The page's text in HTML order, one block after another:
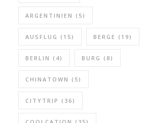
ARGENTINIEN (5)
AUSFLUG (15) BERGE (19)
BERLIN (4) BURG (8)
CHINATOWN (5)
CITYTRIP (36)